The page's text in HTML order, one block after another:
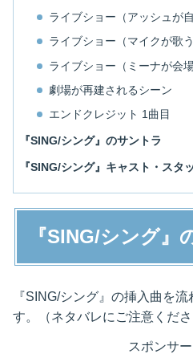
ライブショー（アッシュが
ライブショー（マイクが歌う
ライブショー（ミーナが会
劇場が再建されるシーン
エンドクレジット 1曲目
『SING/シング』のサントラ
『SING/シング』キャスト・スタ
『SING/シング』
『SING/シング』の挿入曲を
す。（ネタバレにご注意くださ
スポンサ